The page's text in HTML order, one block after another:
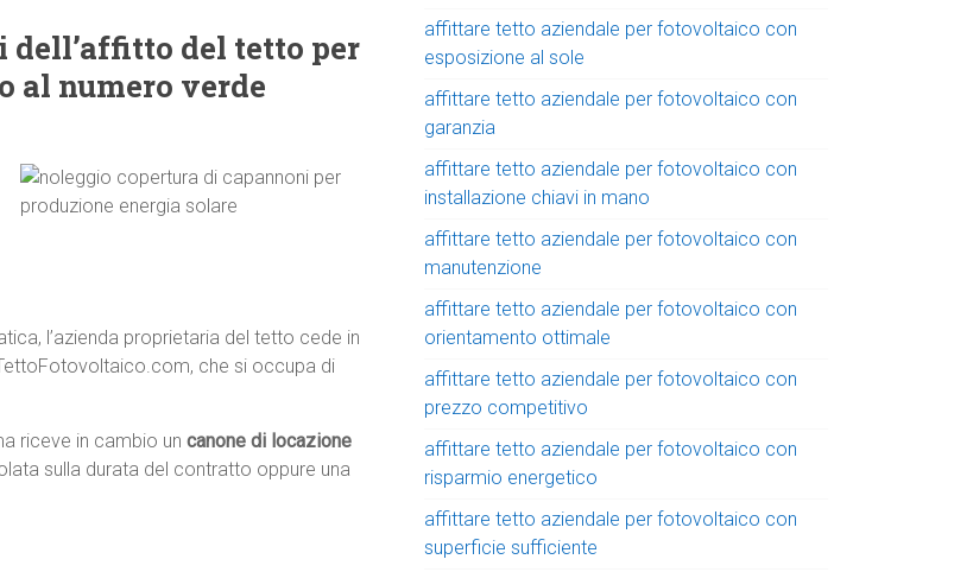
del tetto per
al numero verde
l’azienda proprietaria del tetto cede in
che si occupa di
riceve in cambio un canone di locazione
sulla durata del contratto oppure una
affittare tetto aziendale per fotovoltaico con
esposizione al sole
affittare tetto aziendale per fotovoltaico con
garanzia
affittare tetto aziendale per fotovoltaico con
installazione chiavi in mano
affittare tetto aziendale per fotovoltaico con
manutenzione
affittare tetto aziendale per fotovoltaico con
orientamento ottimale
affittare tetto aziendale per fotovoltaico con
prezzo competitivo
affittare tetto aziendale per fotovoltaico con
risparmio energetico
affittare tetto aziendale per fotovoltaico con
superficie sufficiente